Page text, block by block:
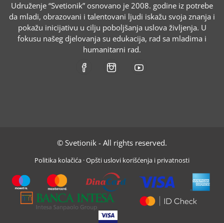
Udruženje “Svetionik” osnovano je 2008. godine iz potrebe
da mladi, obrazovani i talentovani ljudi iskažu svoja znanja i
pokažu inicijativu u cilju poboljšanja uslova življenja. U
fokusu našeg djelovanja su edukacija, rad sa mladima i
humanitarni rad.
© Svetionik - All rights reserved.
Politika kolačića ·Opšti uslovi korišćenja i privatnosti